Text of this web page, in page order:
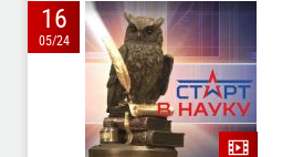
16
05/24